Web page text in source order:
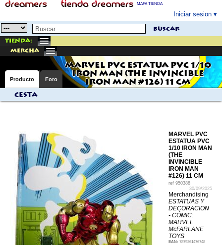
MAPA TIENDA
Iniciar sesion
buscar
Tienda:
mercha
MARVEL PVC ESTATUA PVC 1/10
IRON MAN (THE INVINCIBLE
IRON MAN #126) 11 CM
Producto Foro
Cesta
MARVEL PVC
ESTATUA PVC
1/10 IRON MAN
(THE
INVINCIBLE
IRON MAN
#126) 11 CM
ref 950388
30/09/2025
Merchandising
ESTATUAS Y
DECORACION
- CÓMIC:
MARVEL
McFARLANE
TOYS
EAN: 7879261476748